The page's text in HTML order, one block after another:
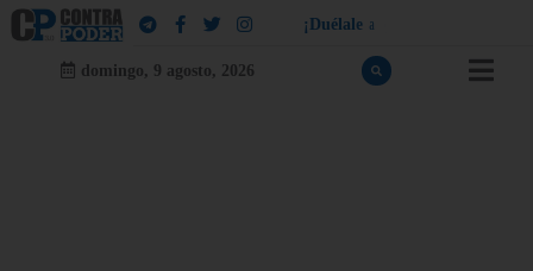
¡ Dué a e a
domingo, 9 agosto, 2026